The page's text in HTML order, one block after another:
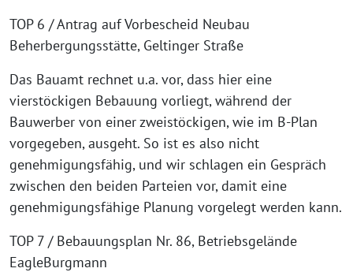
TOP 6 / Antrag auf Vorbescheid Neubau
Beherbergungsstätte, Geltinger Straße
Das Bauamt rechnet u.a. vor, dass hier eine
vierstöckigen Bebauung vorliegt, während der
Bauwerber von einer zweistöckigen, wie im B-Plan
vorgegeben, ausgeht. So ist es also nicht
genehmigungsfähig, und wir schlagen ein Gespräch
zwischen den beiden Parteien vor, damit eine
genehmigungsfähige Planung vorgelegt werden kann.
TOP 7 / Bebauungsplan Nr. 86, Betriebsgelände
EagleBurgmann